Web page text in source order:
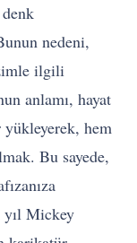
nedeni,
ilgili
anlamı, hayat
hem
Bu sayede,
yıl Mickey